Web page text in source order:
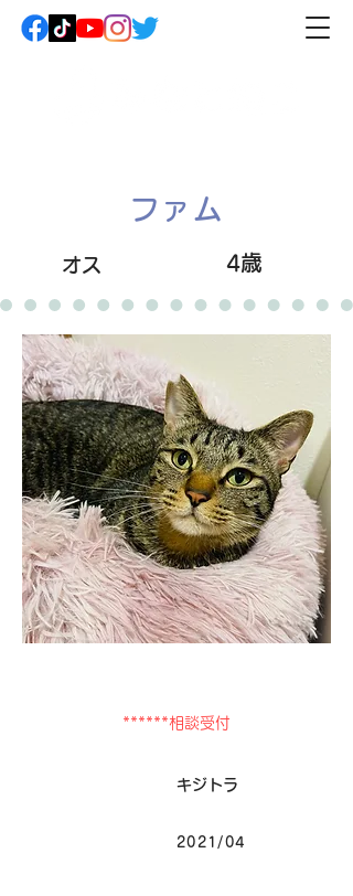
ファム
オス 4歳
******相談受付
キジトラ
2021/04